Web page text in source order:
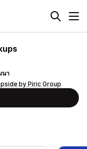
า
by Piric Group